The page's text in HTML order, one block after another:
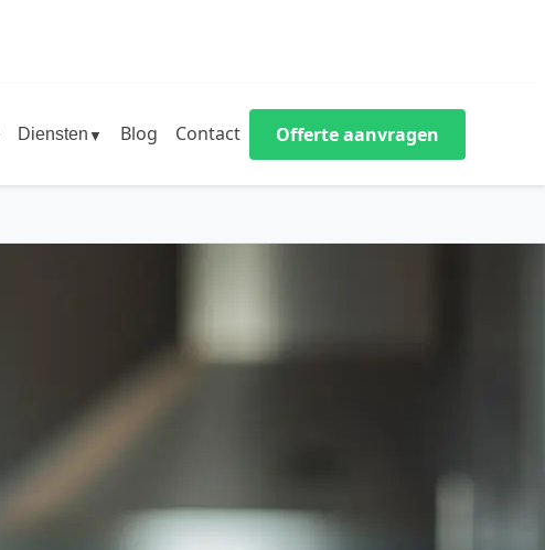
Diensten ▼ Blog Contact Offerte aanvragen